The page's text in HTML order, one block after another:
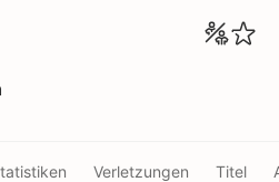
Verletzungen Titel